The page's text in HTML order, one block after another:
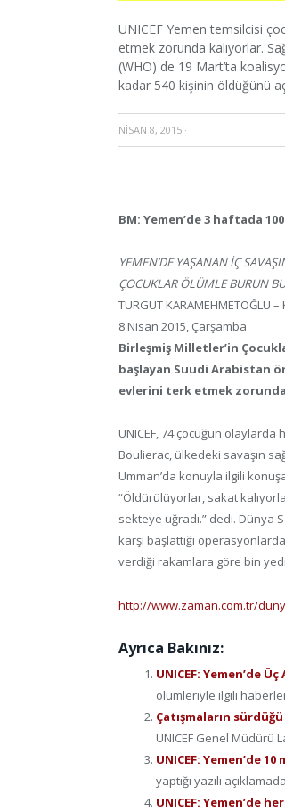
UNICEF Yemen temsilcisi
etmek zorunda kalıyorlar.
(WHO) de 19 Mart’ta
kadar 540 kişinin öldüğünü
NISAN 8, 2015 ·
BM: Yemen’de 3 haftada
YEMEN’DE YAŞANAN İÇ
ÇOCUKLAR ÖLÜMLE BURUN
TURGUT KARAMEHMETOĞLU –
8 Nisan 2015, Çarşamba
Birleşmiş Milletler’in
başlayan Suudi Arabistan
evlerini terk etmek zorunda
UNICEF, 74 çocuğun olaylarda
Boulierac, ülkedeki savaşın
Umman’da konuyla ilgili
“Öldürülüyorlar, sakat
sekteye uğradı.” dedi. Dünya
karşı başlattığı
verdiği rakamlara göre bin
http://www.zaman.com.tr/
Ayrıca Bakınız:
UNICEF: Yemen’de
ölümleriyle ilgili
Çatışmaların
UNICEF Genel Müdürü
UNICEF: Yemen’de
yaptığı yazılı
UNICEF: Yemen’de